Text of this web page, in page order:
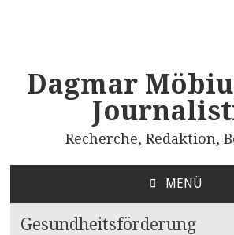
Dagmar
Recherche, Redaktion,
MENÜ
SPRINGEN
Gesundheitsförderung